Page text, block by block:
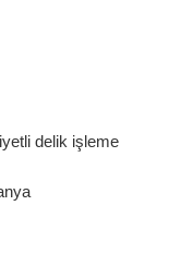
delik işleme